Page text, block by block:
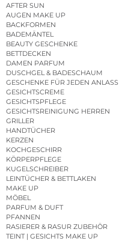
AFTER SUN
AUGEN MAKE UP
BACKFORMEN
BADEMÄNTEL
BEAUTY GESCHENKE
BETTDECKEN
DAMEN PARFUM
DUSCHGEL & BADESCHAUM
GESCHENKE FÜR JEDEN ANLASS
GESICHTSCREME
GESICHTSPFLEGE
GESICHTSREINIGUNG HERREN
GRILLER
HANDTÜCHER
KERZEN
KOCHGESCHIRR
KÖRPERPFLEGE
KUGELSCHREIBER
LEINTÜCHER & BETTLAKEN
MAKE UP
MÖBEL
PARFUM & DUFT
PFANNEN
RASIERER & RASUR ZUBEHÖR
TEINT | GESICHTS MAKE UP